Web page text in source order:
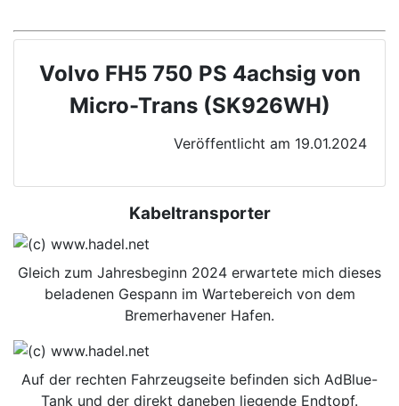
Volvo FH5 750 PS 4achsig von
Micro-Trans (SK926WH)
Veröffentlicht am 19.01.2024
Kabeltransporter
Gleich zum Jahresbeginn 2024 erwartete mich dieses
beladenen Gespann im Wartebereich von dem
Bremerhavener Hafen.
Auf der rechten Fahrzeugseite befinden sich AdBlue-
Tank und der direkt daneben liegende Endtopf.